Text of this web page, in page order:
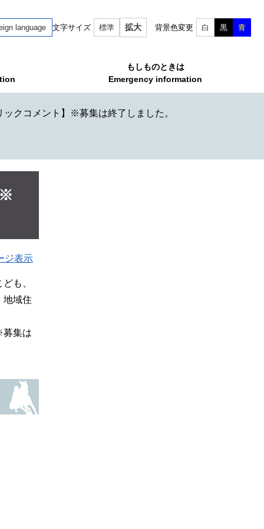
language 文字サイズ 標準 拡大 背景色変更 白 黒 青
もしものときは
Emergency information
クコメント】※募集は終了しました。
※
ジ表示
も、
地域住
募集は